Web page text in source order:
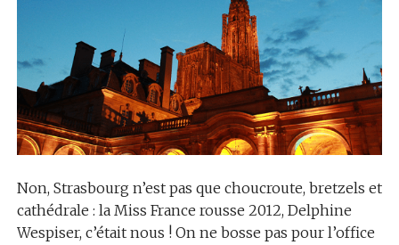
Non, Strasbourg n’est pas que choucroute, bretzels et
cathédrale : la Miss France rousse 2012, Delphine
Wespiser, c’était nous ! On ne bosse pas pour l’office